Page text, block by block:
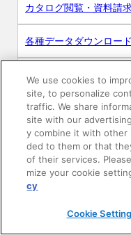
カタログ閲覧・資料請
各種データダウンロード
WEB見積・各種シミュ
交換用部品の購入
修理・点検
お問い合わせ
We use cookies to
site, to personalize
traffic. We share
site with our
y combine it with other
ded to them or that
of their services.
mize your cookie
cy
Cookie